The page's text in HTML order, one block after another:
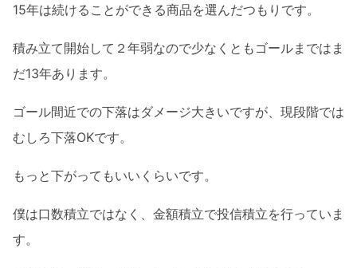
15年は続けることができる商品を選んだつもりです。
積み立て開始して２年弱なので少なくともゴールまではま
だ13年あります。
ゴール間近での下落はダメージ大きいですが、現段階では
むしろ下落OKです。
もっと下がってもいいくらいです。
僕は口数積立ではなく、金額積立で投信積立を行っていま
す。